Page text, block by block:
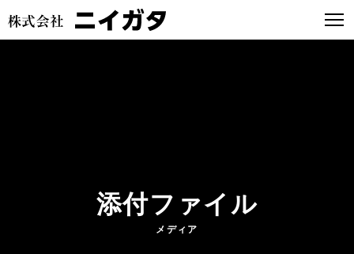
添付ファイル
メディア